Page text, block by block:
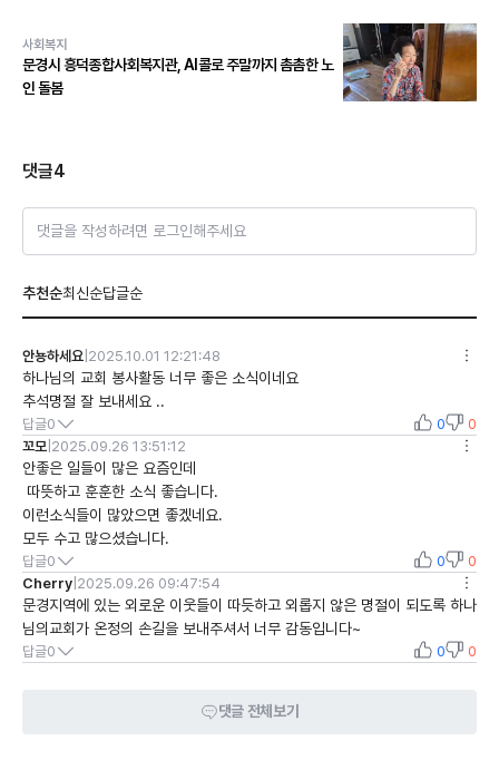
사회복지
문경시 흥덕종합사회복지관, AI콜로 주말까지 촘촘한 노
인 돌봄
댓글4
댓글을 작성하려면 로그인해주세요
추천순최신순답글순
안뇽하세요 2025.10.01 12:21:48
하나님의 교회 봉사활동 너무 좋은 소식이네요
추석명절 잘 보내세요 ..
답글0 0
0
꼬모 2025.09.26 13:51:12
안좋은 일들이 많은 요즘인데
이런소식들이 많았으면 좋겠네요.
모두 수고 많으셨습니다.
답글0 0
0
Cherry 2025.09.26 09:47:54
문경지역에 있는 외로운 이웃들이 따듯하고 외롭지 않은 명절이 되도록 하나
님의교회가 온정의 손길을 보내주셔서 너무 감동입니다~
답글0 0 0
댓글 전체보기